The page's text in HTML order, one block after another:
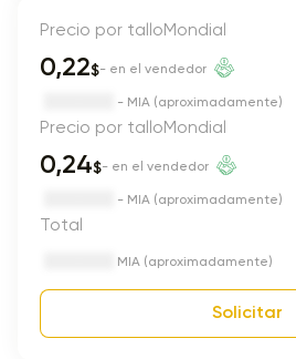
Precio por talloMondial
0,22$- en el vendedor
- MIA (aproximadamente)
Precio por talloMondial
0,24$- en el vendedor
- MIA (aproximadamente)
Total
MIA (aproximadamente)
Solicitar